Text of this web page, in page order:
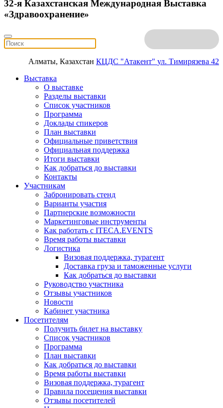
32-я Казахстанская Международная Выставка
«Здравоохранение»
Алматы, Казахстан КЦДС "Атакент" ул. Тимирязева 42
Выставка
О выставке
Разделы выставки
Список участников
Программа
Доклады спикеров
План выставки
Официальные приветствия
Официальная поддержка
Итоги выставки
Как добраться до выставки
Контакты
Участникам
Забронировать стенд
Варианты участия
Партнерские возможности
Маркетинговые инструменты
Как работать с ITECA.EVENTS
Время работы выставки
Логистика
Визовая поддержка, турагент
Доставка груза и таможенные услуги
Как добраться до выставки
Руководство участника
Отзывы участников
Новости
Кабинет участника
Посетителям
Получить билет на выставку
Список участников
Программа
План выставки
Как добраться до выставки
Время работы выставки
Визовая поддержка, турагент
Правила посещения выставки
Отзывы посетителей